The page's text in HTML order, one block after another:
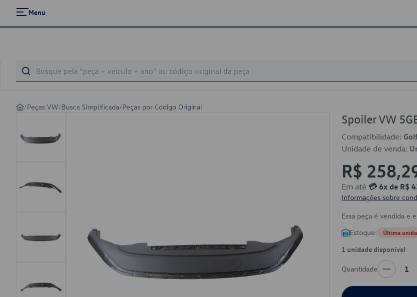
Menu
/Peças VW/Busca Simplificada/Peças por Código Original
Spoiler VW
Compatibilidade:
Unidade de venda:
R$
Em até 💳 6x de R$
Informações sobre
Essa peça é vendida e
Estoque: Última
1 unidade disponível
Quantidade 1